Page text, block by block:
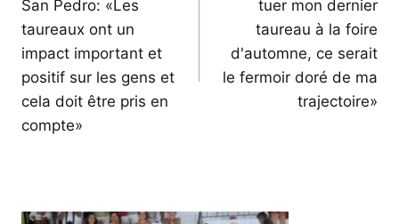
San Pedro: «Les
taureaux ont un
impact important et
positif sur les gens et
cela doit être pris en
compte»
tuer mon dernier
taureau à la foire
d'automne, ce serait
le fermoir doré de ma
trajectoire»